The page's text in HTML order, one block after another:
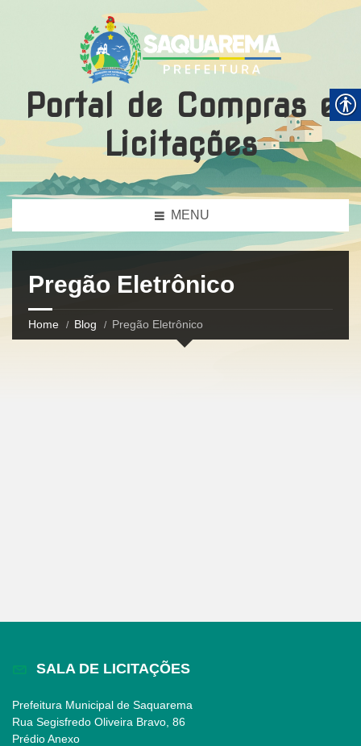
Portal de Compras e
Licitações
MENU
Pregão Eletrônico
Home Blog Pregão Eletrônico
SALA DE LICITAÇÕES
Prefeitura Municipal de Saquarema
Rua Segisfredo Oliveira Bravo, 86
Prédio Anexo